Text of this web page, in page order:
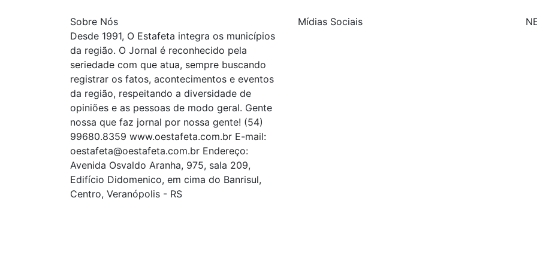
Sobre Nós
Desde 1991, O Estafeta integra os municípios
da região. O Jornal é reconhecido pela
seriedade com que atua, sempre buscando
registrar os fatos, acontecimentos e eventos
da região, respeitando a diversidade de
opiniões e as pessoas de modo geral. Gente
nossa que faz jornal por nossa gente! (54)
99680.8359 www.oestafeta.com.br E-mail:
oestafeta@oestafeta.com.br Endereço:
Avenida Osvaldo Aranha, 975, sala 209,
Edifício Didomenico, em cima do Banrisul,
Centro, Veranópolis - RS
Mídias Sociais